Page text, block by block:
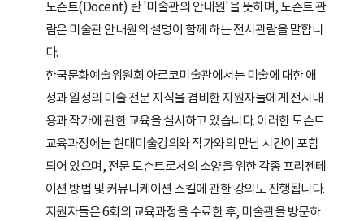
도슨트(Docent) 란 '미술관의 안내원'을 뜻하며, 도슨트 관
람은 미술관 안내원의 설명이 함께 하는 전시관람을 말합니
다.
한국문화예술위원회 아르코미술관에서는 미술에 대한 애
정과 일정의 미술 전문 지식을 겸비한 지원자들에게 전시내
용과 작가에 관한 교육을 실시하고 있습니다. 이러한 도슨트
교육과정에는 현대미술강의와 작가와의 만남 시간이 포함
되어 있으며, 전문 도슨트로서의 소양을 위한 각종 프리젠테
이션 방법 및 커뮤니케이션 스킬에 관한 강의도 진행됩니다.
지원자들은 6회의 교육과정을 수료한 후, 미술관을 방문하